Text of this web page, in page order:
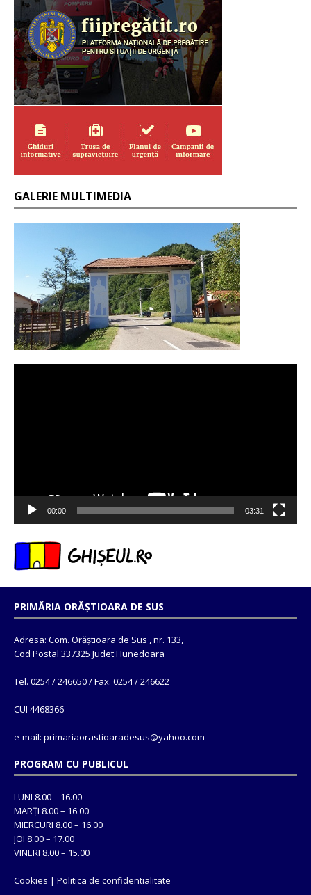
GALERIE MULTIMEDIA
00:00 03:31
PRIMĂRIA ORĂȘTIOARA DE SUS
Adresa: Com. Orăștioara de Sus , nr. 133,
Cod Postal 337325 Judet Hunedoara
Tel. 0254 / 246650 / Fax. 0254 / 246622
CUI 4468366
e-mail: primariaorastioaradesus@yahoo.com
PROGRAM CU PUBLICUL
LUNI 8.00 – 16.00
MARȚI 8.00 – 16.00
MIERCURI 8.00 – 16.00
JOI 8.00 – 17.00
VINERI 8.00 – 15.00
Cookies | Politica de confidentialitate